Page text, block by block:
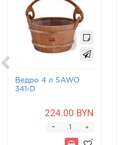
Ведро 4 л SAWO
341-D
224.00 BYN
+
-